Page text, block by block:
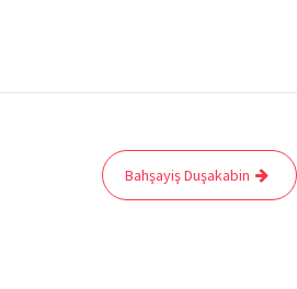
Bahşayiş Duşakabin